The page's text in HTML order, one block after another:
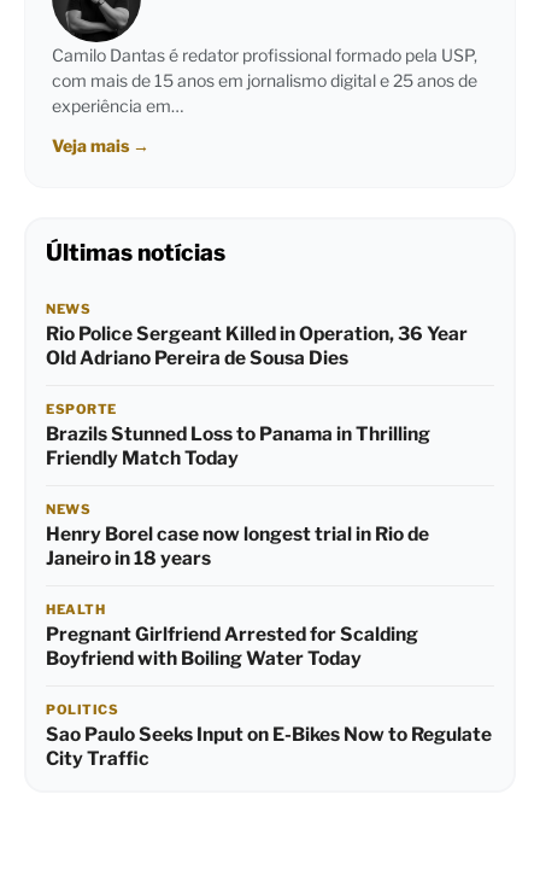
Camilo Dantas é redator profissional formado pela USP,
com mais de 15 anos em jornalismo digital e 25 anos de
experiência em…
Veja mais →
Últimas notícias
NEWS
Rio Police Sergeant Killed in Operation, 36 Year
Old Adriano Pereira de Sousa Dies
ESPORTE
Brazils Stunned Loss to Panama in Thrilling
Friendly Match Today
NEWS
Henry Borel case now longest trial in Rio de
Janeiro in 18 years
HEALTH
Pregnant Girlfriend Arrested for Scalding
Boyfriend with Boiling Water Today
POLITICS
Sao Paulo Seeks Input on E-Bikes Now to Regulate
City Traffic